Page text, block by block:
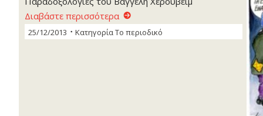
Διαβάστε περισσότερα
25/12/2013 ΚατηγορίαΤο περιοδικό